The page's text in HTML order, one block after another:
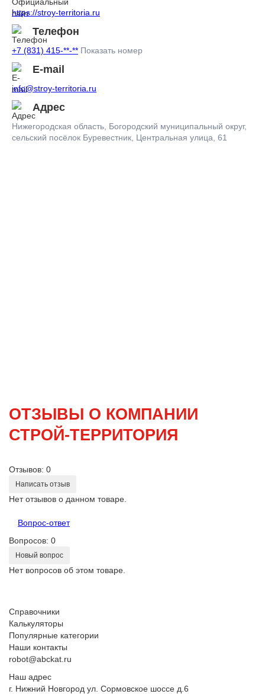
https://stroy-territoria.ru
Телефон
+7 (831) 415-**-** Показать номер
E-mail
info@stroy-territoria.ru
Адрес
Нижегородская область, Богородский муниципальный округ,
сельский посёлок Буревестник, Центральная улица, 61
ОТЗЫВЫ О КОМПАНИИ
СТРОЙ-ТЕРРИТОРИЯ
Отзывов: 0
Написать отзыв
Нет отзывов о данном товаре.
Вопрос-ответ
Вопросов: 0
Новый вопрос
Нет вопросов об этом товаре.
Справочники
Калькуляторы
Популярные категории
Наши контакты
robot@abckat.ru
Наш адрес
г. Нижний Новгород ул. Сормовское шоссе д.6